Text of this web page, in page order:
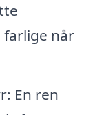
farlige når
En ren